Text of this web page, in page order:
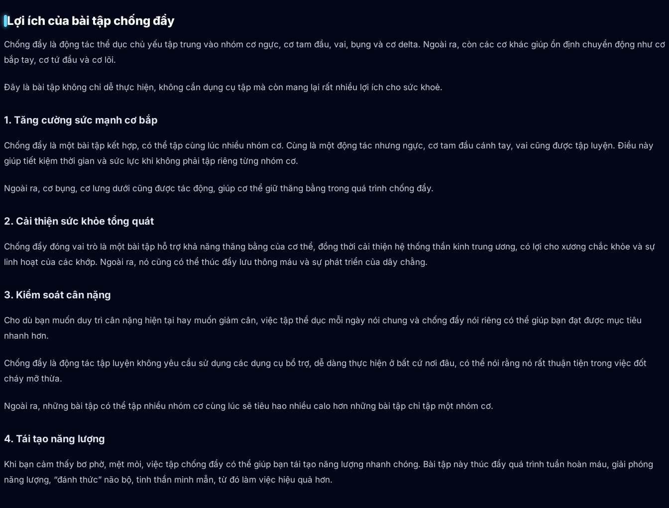
Lợi ích của bài tập chống đẩy
Chống đẩy là động tác thể dục chủ yếu tập trung vào nhóm cơ ngực, cơ tam đầu, vai, bụng và cơ delta. Ngoài ra, còn các cơ khác giúp ổn định chuyển động như cơ
bắp tay, cơ tứ đầu và cơ lõi.
Đây là bài tập không chỉ dễ thực hiện, không cần dụng cụ tập mà còn mang lại rất nhiều lợi ích cho sức khoẻ.
1. Tăng cường sức mạnh cơ bắp
Chống đẩy là một bài tập kết hợp, có thể tập cùng lúc nhiều nhóm cơ. Cùng là một động tác nhưng ngực, cơ tam đầu cánh tay, vai cũng được tập luyện. Điều này
giúp tiết kiệm thời gian và sức lực khi không phải tập riêng từng nhóm cơ.
Ngoài ra, cơ bụng, cơ lưng dưới cũng được tác động, giúp cơ thể giữ thăng bằng trong quá trình chống đẩy.
2. Cải thiện sức khỏe tổng quát
Chống đẩy đóng vai trò là một bài tập hỗ trợ khả năng thăng bằng của cơ thể, đồng thời cải thiện hệ thống thần kinh trung ương, có lợi cho xương chắc khỏe và sự
linh hoạt của các khớp. Ngoài ra, nó cũng có thể thúc đẩy lưu thông máu và sự phát triển của dây chằng.
3. Kiểm soát cân nặng
Cho dù bạn muốn duy trì cân nặng hiện tại hay muốn giảm cân, việc tập thể dục mỗi ngày nói chung và chống đẩy nói riêng có thể giúp bạn đạt được mục tiêu
nhanh hơn.
Chống đẩy là động tác tập luyện không yêu cầu sử dụng các dụng cụ bổ trợ, dễ dàng thực hiện ở bất cứ nơi đâu, có thể nói rằng nó rất thuận tiện trong việc đốt
cháy mỡ thừa.
Ngoài ra, những bài tập có thể tập nhiều nhóm cơ cùng lúc sẽ tiêu hao nhiều calo hơn những bài tập chỉ tập một nhóm cơ.
4. Tái tạo năng lượng
Khi bạn cảm thấy bơ phờ, mệt mỏi, việc tập chống đẩy có thể giúp bạn tái tạo năng lượng nhanh chóng. Bài tập này thúc đẩy quá trình tuần hoàn máu, giải phóng
năng lượng, “đánh thức” não bộ, tinh thần minh mẫn, từ đó làm việc hiệu quả hơn.